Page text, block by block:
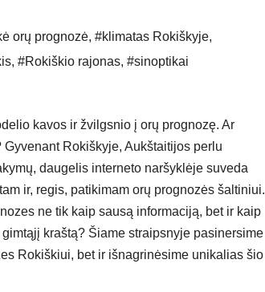
orų prognozė, #klimatas Rokiškyje,
, #Rokiškio rajonas, #sinoptikai
kavos ir žvilgsnio į orų prognozę. Ar
Rokiškyje, Aukštaitijos perlu
daugelis interneto naršyklėje suveda
ir, regis, patikimam orų prognozės šaltiniui.
ne tik kaip sausą informaciją, bet ir kaip
kraštą? Šiame straipsnyje pasinersime
Rokiškiui, bet ir išnagrinėsime unikalias šio